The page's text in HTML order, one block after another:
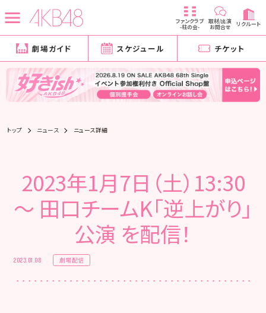
ファンクラブ
-柱の会-
取材/出演
お問合せ リクルート
劇場ガイド スケジュール チケット
トップ ニュース ニュース詳細
2023年1月7日（土）13:30
～ 田口チームK「逆上がり」
公演 を配信！
2023.01.08 劇場配信